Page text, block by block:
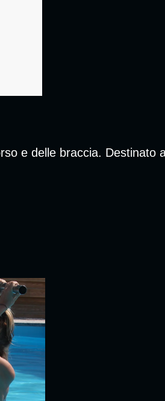
e delle braccia. Destinato